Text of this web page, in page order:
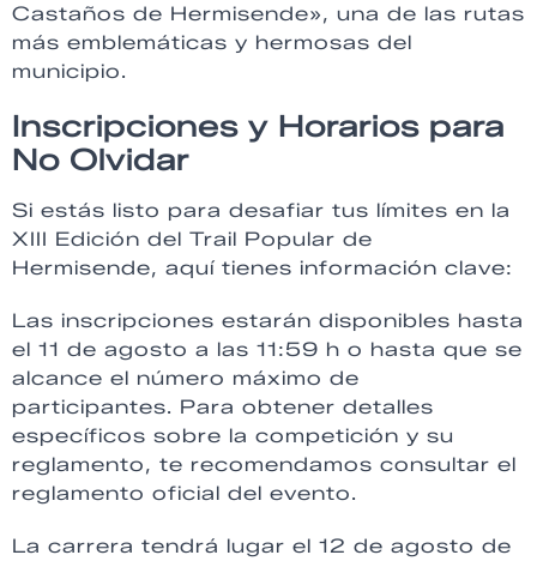
Castaños de Hermisende», una de las rutas
más emblemáticas y hermosas del
municipio.
Inscripciones y Horarios para
No Olvidar
Si estás listo para desafiar tus límites en la
XIII Edición del Trail Popular de
Hermisende, aquí tienes información clave:
Las inscripciones estarán disponibles hasta
el 11 de agosto a las 11:59 h o hasta que se
alcance el número máximo de
participantes. Para obtener detalles
específicos sobre la competición y su
reglamento, te recomendamos consultar el
reglamento oficial del evento.
La carrera tendrá lugar el 12 de agosto de